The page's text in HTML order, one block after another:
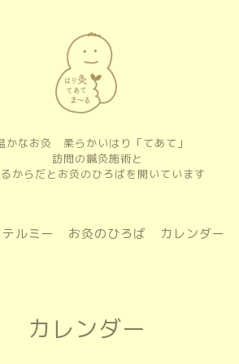
かなお灸 柔らかいはり「てあて」
訪問の鍼灸施術と
らだとお灸のひろばを開いています
ルミー お灸のひろば カレンダー
カレンダー